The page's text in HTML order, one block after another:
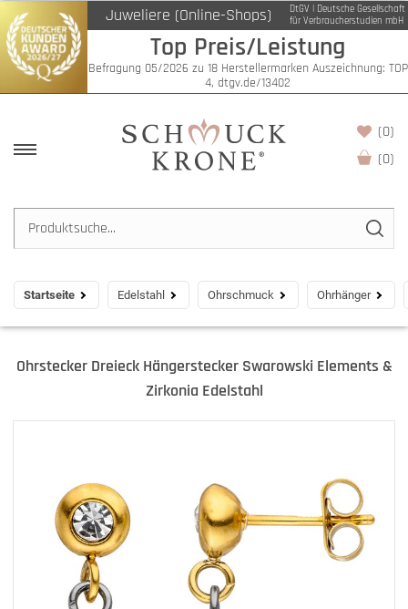
Juweliere (Online-Shops)
DtGV | Deutsche Gesellschaft
für Verbraucherstudien mbH
Top Preis/Leistung
Befragung 05/2026 zu 18 Herstellermarken Auszeichnung: TOP
4, dtgv.de/13402
(0)
(0)
Startseite Edelstahl Ohrschmuck Ohrhänger
Ohrstecker Dreieck Hängerstecker Swarowski Elements &
Zirkonia Edelstahl